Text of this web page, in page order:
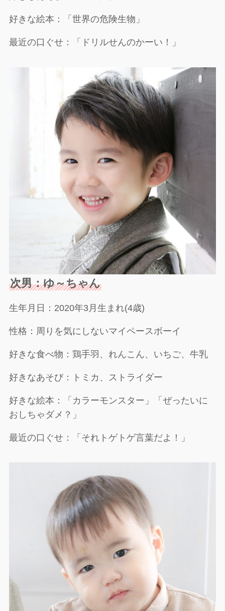
好きな絵本：「世界の危険生物」
最近の口ぐせ：「ドリルせんのかーい！」
次男：ゆ～ちゃん
生年月日：2020年3月生まれ(4歳)
性格：周りを気にしないマイペースボーイ
好きな食べ物：鶏手羽、れんこん、いちご、牛乳
好きなあそび：トミカ、ストライダー
好きな絵本：「カラーモンスター」「ぜったいに
おしちゃダメ？」
最近の口ぐせ：「それトゲトゲ言葉だよ！」